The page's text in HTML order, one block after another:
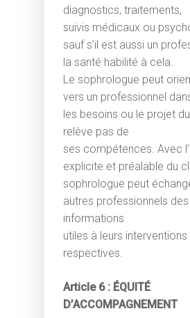
diagnostics, traitements,
suivis médicaux ou
sauf s’il est aussi un
la santé habilité à cela.
Le sophrologue peut
vers un professionnel
les besoins ou le projet
relève pas de
ses compétences. Avec
explicite et préalable du
sophrologue peut
autres professionnels des
informations
utiles à leurs interventions
respectives.
Article 6 : ÉQUITÉ
D’ACCOMPAGNEMENT